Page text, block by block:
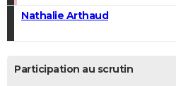
Nathalie Arthaud
Participation au scrutin